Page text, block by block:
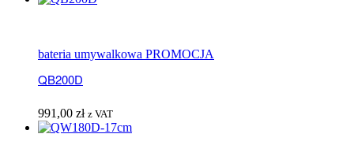
bateria umywalkowa PROMOCJA
QB200D
991,00 zł z VAT